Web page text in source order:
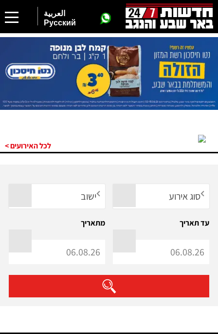
العربية
Русский
לכל האירועים >
ישוב סוג אירוע
מתאריך עד תאריך